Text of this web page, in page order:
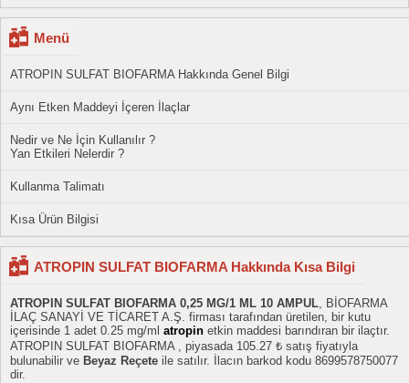
Menü
ATROPIN SULFAT BIOFARMA Hakkında Genel Bilgi
Aynı Etken Maddeyi İçeren İlaçlar
Nedir ve Ne İçin Kullanılır ?
Yan Etkileri Nelerdir ?
Kullanma Talimatı
Kısa Ürün Bilgisi
ATROPIN SULFAT BIOFARMA Hakkında Kısa Bilgi
ATROPIN SULFAT BIOFARMA 0,25 MG/1 ML 10 AMPUL, BİOFARMA
İLAÇ SANAYİ VE TİCARET A.Ş. firması tarafından üretilen, bir kutu
içerisinde 1 adet 0.25 mg/ml atropin etkin maddesi barındıran bir ilaçtır.
ATROPIN SULFAT BIOFARMA , piyasada 105.27 ₺ satış fiyatıyla
bulunabilir ve Beyaz Reçete ile satılır. İlacın barkod kodu 8699578750077
dir.